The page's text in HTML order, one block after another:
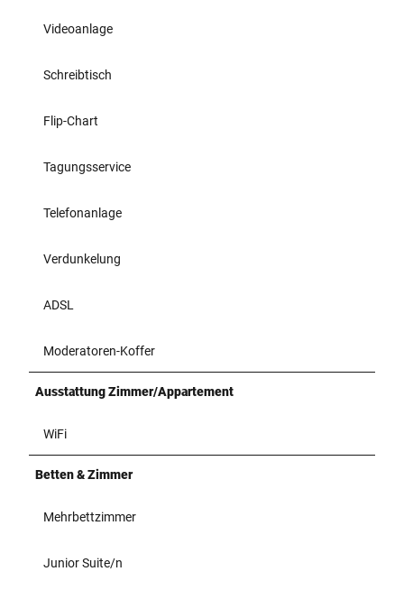
Videoanlage
Schreibtisch
Flip-Chart
Tagungsservice
Telefonanlage
Verdunkelung
ADSL
Moderatoren-Koffer
Ausstattung Zimmer/Appartement
WiFi
Betten & Zimmer
Mehrbettzimmer
Junior Suite/n